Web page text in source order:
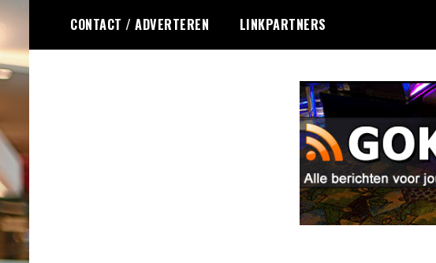
de
inhoud
CONTACT / ADVERTEREN LINKPARTNERS